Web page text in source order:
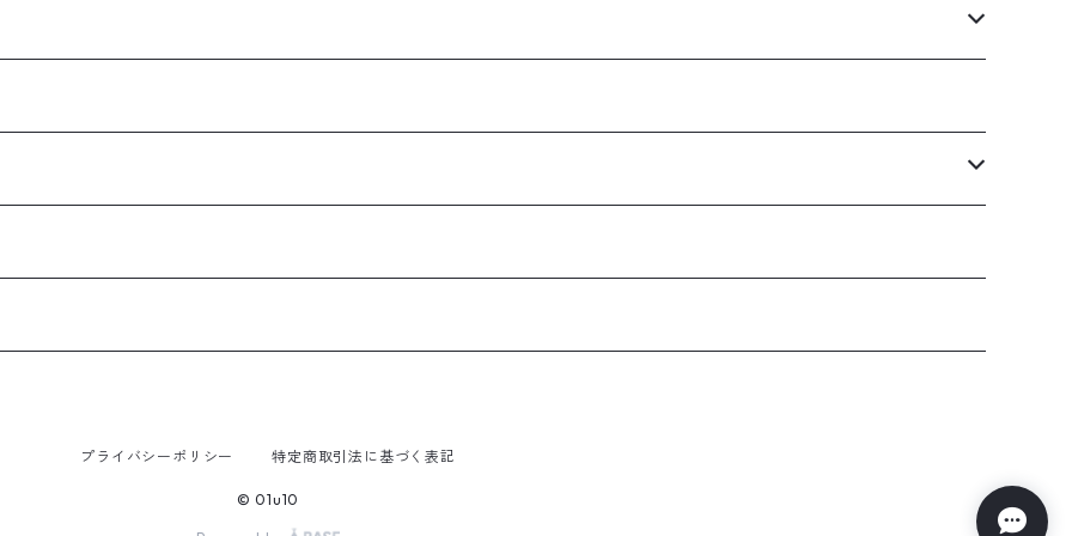
プライバシーポリシー 特定商取引法に基づく表記
© 01u10